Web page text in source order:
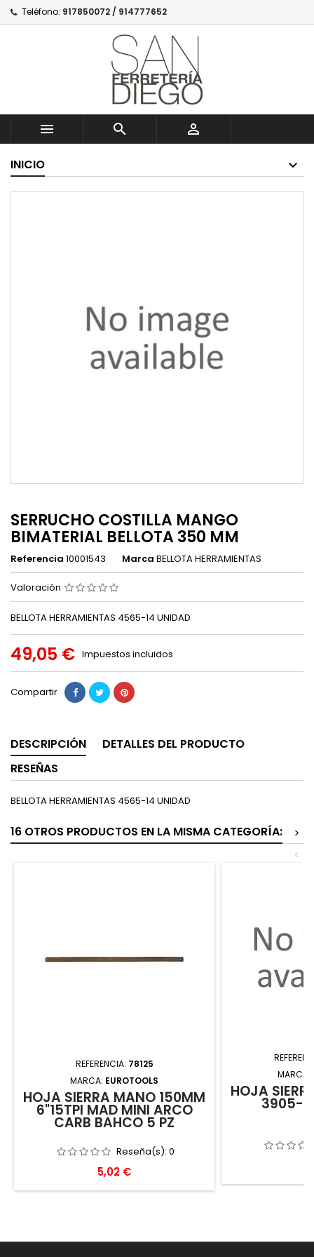
Teléfono: 917850072 / 914777652
  
INICIO
SERRUCHO COSTILLA MANGO
BIMATERIAL BELLOTA 350 MM
Referencia 10001543 Marca BELLOTA HERRAMIENTAS
Valoración
BELLOTA HERRAMIENTAS 4565-14 UNIDAD
49,05 € Impuestos incluidos
Compartir
DESCRIPCIÓN
DETALLES DEL PRODUCTO
RESEÑAS
BELLOTA HERRAMIENTAS 4565-14 UNIDAD
16 OTROS PRODUCTOS EN LA MISMA CATEGORÍA:
>
<
REFERENCIA: 78125
MARCA: EUROTOOLS
HOJA SIERRA MANO 150MM
6"15TPI MAD MINI ARCO
CARB BAHCO 5 PZ
Reseña(s): 0
Precio
5,02 €
MARCA:
HOJA
3905-